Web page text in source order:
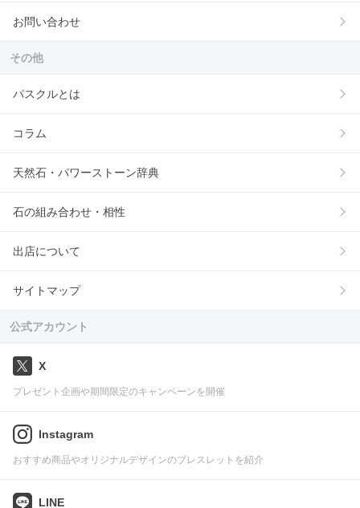
お問い合わせ
その他
パスクルとは
コラム
天然石・パワーストーン辞典
石の組み合わせ・相性
出店について
サイトマップ
公式アカウント
X
プレゼント企画や期間限定のキャンペーンを開催
Instagram
おすすめ商品やオリジナルデザインのブレスレットを紹介
LINE